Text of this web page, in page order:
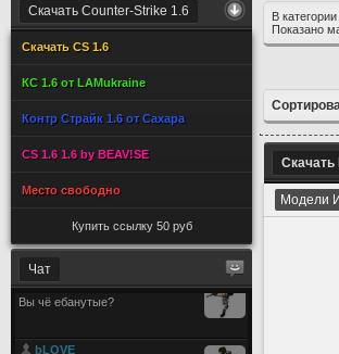
Скачать Counter-Strike 1.6
Скачать CS 1.6
КС 1.6 от LAMukraine
Контр Страйк 1.6 от Сахара
CS 1.6 1.6 by BEAV!SE
Место свободно
Купить ссылку 50 руб
Чат
В
Показано
Скачать
Модели